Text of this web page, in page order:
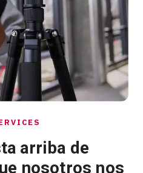
arriba de
nosotros nos